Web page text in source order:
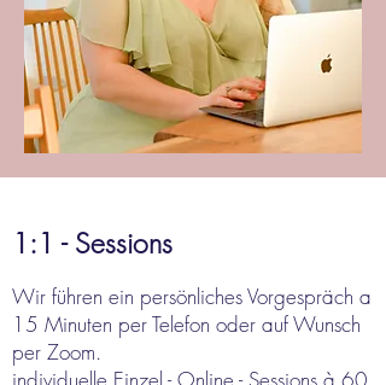
1:1 - Sessions
Wir führen ein persönliches Vorgespräch a
15 Minuten per Telefon oder auf Wunsch
per Zoom.
individuelle Einzel - Online - Sessions à 60